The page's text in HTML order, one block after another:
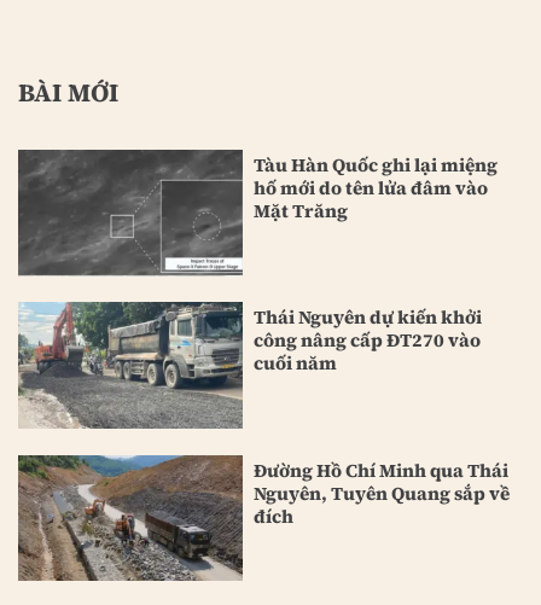
BÀI MỚI
Tàu Hàn Quốc ghi lại miệng
hố mới do tên lửa đâm vào
Mặt Trăng
Thái Nguyên dự kiến khởi
công nâng cấp ĐT270 vào
cuối năm
Đường Hồ Chí Minh qua Thái
Nguyên, Tuyên Quang sắp về
đích